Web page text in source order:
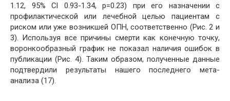
1.12, 95% Cl 0.93-1.34, p=0.23) при его назначении с
профилактической или лечебной целью пациентам с
риском или уже возникшей ОПН, соответственно (Рис. 2 и
3). Используя все причины смерти как конечную точку,
воронкообразный график не показал наличия ошибок в
публикации (Рис. 4). Таким образом, полученные данные
подтвердили результаты нашего последнего мета-
анализа (17).